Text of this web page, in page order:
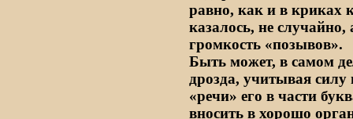
равно, как и в криках
казалось, не
громкость «позывов».
Быть может, в самом
дрозда, учитывая силу
«речи» его в части
вносить в хорошо